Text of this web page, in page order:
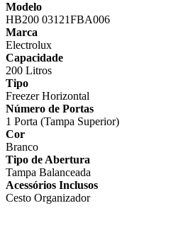
Modelo
HB200 03121FBA006
Marca
Electrolux
Capacidade
200 Litros
Tipo
Freezer Horizontal
Número de Portas
1 Porta (Tampa Superior)
Cor
Branco
Tipo de Abertura
Tampa Balanceada
Acessórios Inclusos
Cesto Organizador